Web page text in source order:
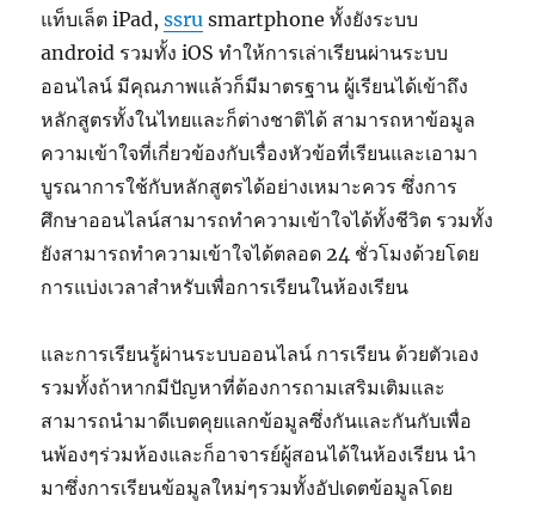
แท็บเล็ต iPad,ssru smartphone ทั้งยังระบบ
android รวมทั้ง iOS ทำให้การเล่าเรียนผ่านระบบ
ออนไลน์ มีคุณภาพแล้วก็มีมาตรฐาน ผู้เรียนได้เข้าถึง
หลักสูตรทั้งในไทยและก็ต่างชาติได้ สามารถหาข้อมูล
ความเข้าใจที่เกี่ยวข้องกับเรื่องหัวข้อที่เรียนและเอามา
บูรณาการใช้กับหลักสูตรได้อย่างเหมาะควร ซึ่งการ
ศึกษาออนไลน์สามารถทำความเข้าใจได้ทั้งชีวิต รวมทั้ง
ยังสามารถทำความเข้าใจได้ตลอด 24 ชั่วโมงด้วยโดย
การแบ่งเวลาสำหรับเพื่อการเรียนในห้องเรียน
และการเรียนรู้ผ่านระบบออนไลน์ การเรียน ด้วยตัวเอง
รวมทั้งถ้าหากมีปัญหาที่ต้องการถามเสริมเติมและ
สามารถนำมาดีเบตคุยแลกข้อมูลซึ่งกันและกันกับเพื่อ
นพ้องๆร่วมห้องและก็อาจารย์ผู้สอนได้ในห้องเรียน นำ
มาซึ่งการเรียนข้อมูลใหม่ๆรวมทั้งอัปเดตข้อมูลโดย